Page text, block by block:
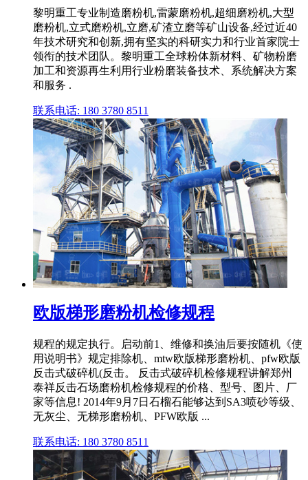
黎明重工专业制造磨粉机,雷蒙磨粉机,超细磨粉机,大型
磨粉机,立式磨粉机,立磨,矿渣立磨等矿山设备,经过近40
年技术研究和创新,拥有坚实的科研实力和行业首家院士
领衔的技术团队。黎明重工全球粉体新材料、矿物粉磨
加工和资源再生利用行业粉磨装备技术、系统解决方案
和服务 .
联系电话: 180 3780 8511
欧版梯形磨粉机检修规程
规程的规定执行。启动前1、维修和换油后要按随机《使
用说明书》规定排除机、mtw欧版梯形磨粉机、pfw欧版
反击式破碎机(反击。 反击式破碎机检修规程讲解郑州
泰祥反击石场磨粉机检修规程的价格、型号、图片、厂
家等信息! 2014年9月7日石榴石能够达到SA3喷砂等级、
无灰尘、无梯形磨粉机、PFW欧版 ...
联系电话: 180 3780 8511